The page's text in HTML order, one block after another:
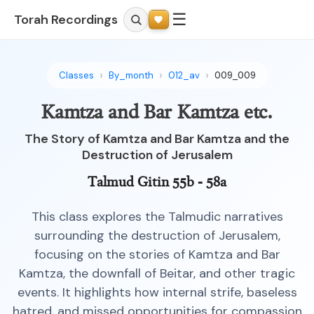
Torah Recordings ☰
Classes By_month 012_av 009_009
Kamtza and Bar Kamtza etc.
The Story of Kamtza and Bar Kamtza and the
Destruction of Jerusalem
Talmud Gitin 55b - 58a
This class explores the Talmudic narratives
surrounding the destruction of Jerusalem,
focusing on the stories of Kamtza and Bar
Kamtza, the downfall of Beitar, and other tragic
events. It highlights how internal strife, baseless